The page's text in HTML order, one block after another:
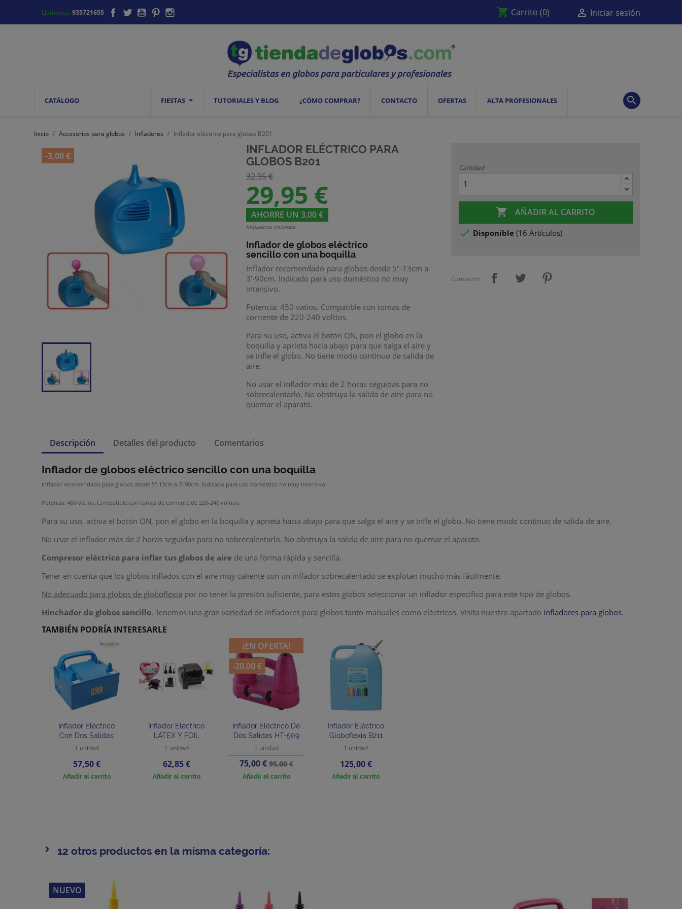
Llámanos:935721655 Facebook
TwitterYouTubePinterest shopping_cart Carrito (0)  Iniciar sesión
CATÁLOGO FIESTAS TUTORIALES Y BLOG ¿CÓMO COMPRAR? CONTACTO OFERTAS ALTA PROFESIONALES 
Inicio Accesorios para globos Infladores Inflador eléctrico para globos B201
-3,00 €
INFLADOR ELÉCTRICO PARA
GLOBOS B201
32,95 €
29,95 €
AHORRE UN 3,00 €
Impuestos incluidos
Inflador de globos eléctrico
sencillocon una boquilla
Inflador recomendado para globos desde 5"-13cm a
3'-90cm. Indicado para uso doméstico no muy
intensivo.
Potencia: 450 vatios. Compatible con tomas de
corriente de 220-240 voltios.
Para su uso, activa el botón ON, pon el globo en la
boquilla y aprieta hacia abajo para que salga el aire y
se infle el globo. No tiene modo continuo de salida de
aire.
No usar el inflador más de 2 horas seguidas para no
sobrecalentarlo. No obstruya la salida de aire para no
quemar el aparato.
Cantidad
 AÑADIR AL CARRITO
 Disponible (16 Artículos)
Compartir
Descripción Detalles del producto Comentarios
Inflador de globos eléctrico sencillocon una boquilla
Inflador recomendado para globos desde 5"-13cm a 3'-90cm. Indicado para uso doméstico no muy intensivo.
Potencia: 450 vatios. Compatible con tomas de corriente de 220-240 voltios.
Para su uso, activa el botón ON, pon el globo en la boquilla y aprieta hacia abajo para que salga el aire y se infle el globo. No tiene modo continuo de salida de aire.
No usar el inflador más de 2 horas seguidas para no sobrecalentarlo. No obstruya la salida de aire para no quemar el aparato.
Compresor eléctrico para inflar tus globos de aire de una forma rápida y sencilla.
Tener en cuenta que los globos inflados con el aire muy caliente con un inflador sobrecalentado se explotan mucho más fácilmente.
No adecuado para globos de globoflexia por no tener la presión suficiente, para estos globos seleccionar un inflador específico para este tipo de globos.
Hinchador de globos sencillo. Tenemos una gran variedad de infladores para globos tanto manuales como eléctricos. Visita nuestro apartado Infladores para globos.
TAMBIÉN PODRÍA INTERESARLE
Inflador Eléctrico
Con Dos Salidas
1 unidad
Precio
57,50 €
Añadir al carrito
Inflador Eléctrico
LÁTEX Y FOIL
1 unidad
Precio
62,85 €
Añadir al carrito
Inflador Eléctrico De
Dos Salidas HT-509
1 unidad
Precio
75,00 €Precio
base
95,00 €
Añadir al carrito
¡EN OFERTA!
-20,00 €
Inflador Eléctrico
Globoflexia B211
1 unidad
Precio
125,00 €
Añadir al carrito
12 otros productos en la misma categoría:
NUEVO